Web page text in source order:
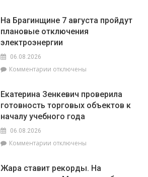
государственности,
кто
сейчас
впереди
кампании
как
принять
участие
конкурсе
лучшую
читайте
рассказали,
почему
не
телефон
грозы
На Брагинщине 7 августа пройдут
плановые отключения
электроэнергии
06.08.2026
Комментарии к
Брагинщине
7
августа
отключения
отключены
Екатерина Зенкевич проверила
готовность торговых объектов к
началу учебного года
06.08.2026
Комментарии к
Зенкевич
отключены
Жара ставит рекорды. На